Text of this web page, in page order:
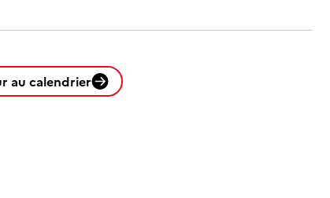
au calendrier